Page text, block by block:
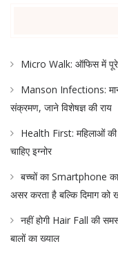
Micro Walk: ऑफिस में पूरे
Manson Infections:
संक्रमण, जाने विशेषज्ञ की राय
Health First: महिलाओं की
चाहिए इग्नोर
बच्चों का Smartphone का
असर करता है बल्कि दिमाग को
नहीं होगी Hair Fall की
बालों का ख्याल